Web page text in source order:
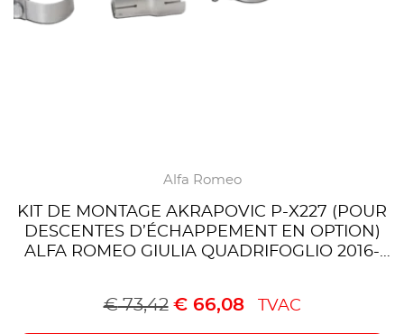
Alfa Romeo
KIT DE MONTAGE AKRAPOVIC P-X227 (POUR
DESCENTES D’ÉCHAPPEMENT EN OPTION)
ALFA ROMEO GIULIA QUADRIFOGLIO 2016-
€73,42 €66,08 TVAC